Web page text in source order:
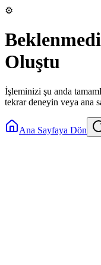
⚙️
Oluştu
İşleminizi şu anda
tekrar deneyin veya ana
Ana Sayfaya Dön